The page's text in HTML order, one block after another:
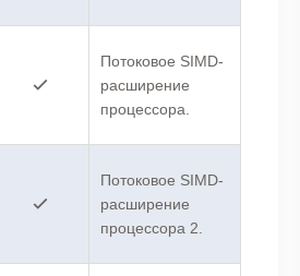
Потоковое SIMD-
расширение
процессора.
Потоковое SIMD-
расширение
процессора 2.